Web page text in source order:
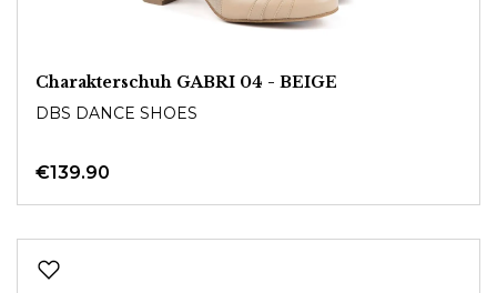
Charakterschuh GABRI 04 - BEIGE
DBS DANCE SHOES
€139.90